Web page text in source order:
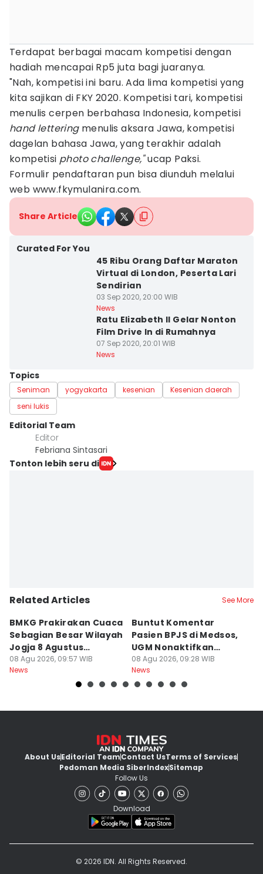
Terdapat berbagai macam kompetisi dengan
hadiah mencapai Rp5 juta bagi juaranya.
"Nah, kompetisi ini baru. Ada lima kompetisi yang
kita sajikan di FKY 2020. Kompetisi tari, kompetisi
menulis cerpen berbahasa Indonesia, kompetisi
hand letteringmenulis aksara Jawa, kompetisi
dagelan bahasa Jawa, yang terakhir adalah
kompetisi photo challenge,"ucap Paksi.
Formulir pendaftaran pun bisa diunduh melalui
web www.fkymulanira.com.
Share Article
Curated For You
45 Ribu Orang Daftar Maraton
Virtual di London, Peserta Lari
Sendirian
03 Sep 2020, 20:00 WIB
News
Ratu Elizabeth II Gelar Nonton
Film Drive In di Rumahnya
07 Sep 2020, 20:01 WIB
News
Topics
Seniman yogyakarta kesenian
Kesenian daerah
seni lukis
Editorial Team
Editor
Febriana Sintasari
Tonton lebih seru di
Related Articles See More
BMKG Prakirakan Cuaca
Sebagian Besar Wilayah
Jogja 8 Agustus
Berawan
08 Agu 2026, 09:57 WIB
News
Buntut Komentar
Pasien BPJS di Medsos,
UGM Nonaktifkan
Dokter PPDS
08 Agu 2026, 09:28 WIB
News
About UsEditorial TeamContact UsTerms of Services
Pedoman Media SiberIndexSitemap
Follow Us
Download
© 2026 IDN. All Rights Reserved.